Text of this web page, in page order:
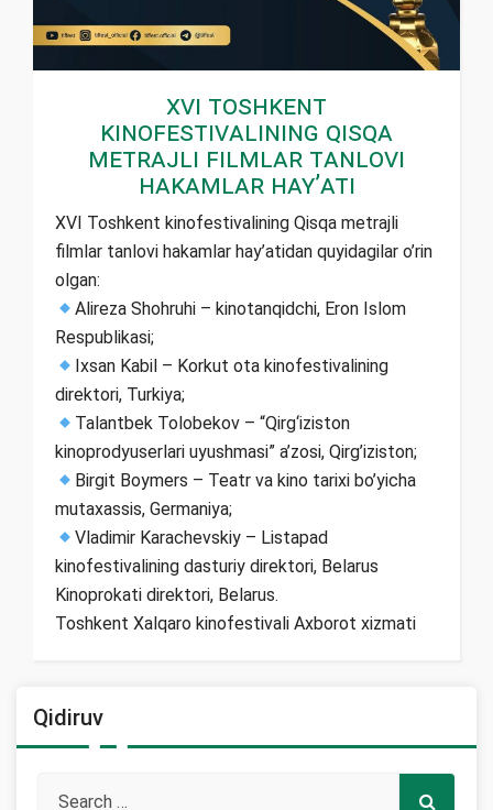
XVI Toshkent
kinofestivalining Qisqa
metrajli filmlar tanlovi
hakamlar hay’ati
XVI Toshkent kinofestivalining Qisqa metrajli
filmlar tanlovi hakamlar hay’atidan quyidagilar o’rin
olgan:
Alireza Shohruhi – kinotanqidchi, Eron Islom
Respublikasi;
Ixsan Kabil – Korkut ota kinofestivalining
direktori, Turkiya;
Talantbek Tolobekov – “Qirg‘iziston
kinoprodyuserlari uyushmasi” a’zosi, Qirg’iziston;
Birgit Boymers – Teatr va kino tarixi bo’yicha
mutaxassis, Germaniya;
Vladimir Karachevskiy – Listapad
kinofestivalining dasturiy direktori, Belarus
Kinoprokati direktori, Belarus.
Toshkent Xalqaro kinofestivali Axborot xizmati
Qidiruv